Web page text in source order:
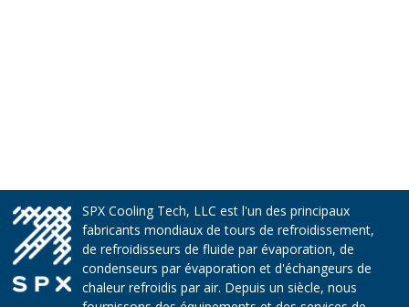
SPX Cooling Tech, LLC est l'un des principaux
fabricants mondiaux de tours de refroidissement,
de refroidisseurs de fluide par évaporation, de
condenseurs par évaporation et d'échangeurs de
chaleur refroidis par air. Depuis un siècle, nous